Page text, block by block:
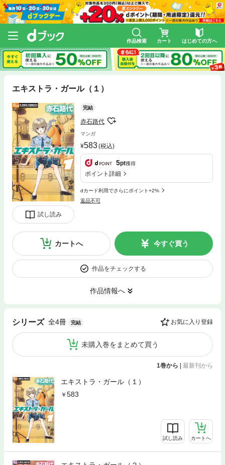
作品検索 カート はじめての方へ
エキストラ・ガール（１）
試し読み
完結
赤石路代
マンガ
583(税込)
5pt獲得
ポイント詳細
dカード利用でさらにポイント+2%
返品不可
カートへ 今すぐ買う
作品をチェックする
作品情報へ
シリーズ 全4冊 完結 お気に入り登録
未購入巻をまとめて買う
1巻から 最新刊から
エキストラ・ガール（１）
583
試し読み カートへ